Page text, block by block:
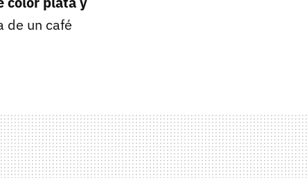
de un café